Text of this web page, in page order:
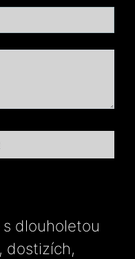
dlouholetou
dostizích,